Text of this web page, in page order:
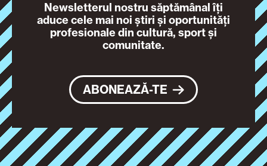
Newsletterul nostru săptămânal îți
aduce cele mai noi știri și oportunități
profesionale din cultură, sport și
comunitate.
ABONEAZĂ-TE